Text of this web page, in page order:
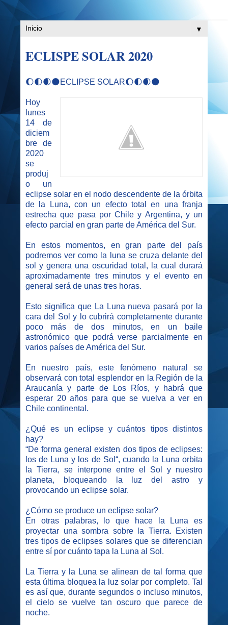
▼
ECLISPE SOLAR 2020
🌔🌓🌒🌑ECLIPSE SOLAR🌔🌓🌒🌑
Hoy
lunes
14 de
diciem
bre de
2020
se
produj
o un
eclipse solar en el nodo descendente de la órbita
de la Luna, con un efecto total en una franja
estrecha que pasa por Chile y Argentina, y un
efecto parcial en gran parte de América del Sur.
En estos momentos, en gran parte del país
podremos ver como la luna se cruza delante del
sol y genera una oscuridad total, la cual durará
aproximadamente tres minutos y el evento en
general será de unas tres horas.
Esto significa que La Luna nueva pasará por la
cara del Sol y lo cubrirá completamente durante
poco más de dos minutos, en un baile
astronómico que podrá verse parcialmente en
varios países de América del Sur.
En nuestro país, este fenómeno natural se
observará con total esplendor en la Región de la
Araucanía y parte de Los Ríos, y habrá que
esperar 20 años para que se vuelva a ver en
Chile continental.
¿Qué es un eclipse y cuántos tipos distintos
hay?
“De forma general existen dos tipos de eclipses:
los de Luna y los de Sol“, cuando la Luna orbita
la Tierra, se interpone entre el Sol y nuestro
planeta, bloqueando la luz del astro y
provocando un eclipse solar.
¿Cómo se produce un eclipse solar?
En otras palabras, lo que hace la Luna es
proyectar una sombra sobre la Tierra. Existen
tres tipos de eclipses solares que se diferencian
entre sí por cuánto tapa la Luna al Sol.
La Tierra y la Luna se alinean de tal forma que
esta última bloquea la luz solar por completo. Tal
es así que, durante segundos o incluso minutos,
el cielo se vuelve tan oscuro que parece de
noche.